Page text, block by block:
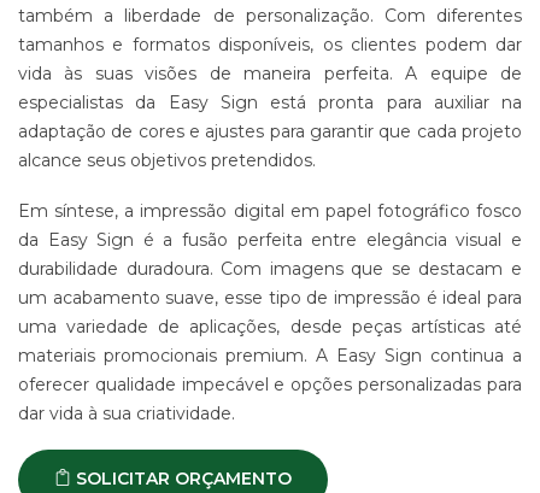
DE
VENDA
PDV
DE
TECIDO
E
CENTRALIZADO
ESTAMPARIA
DIGITAL
PRODUTO
EM
TECIDO
IMPRESSÃO
SINALIZAÇÃO
"CATÁLOGOS"
também a liberdade de personalização. Com diferentes
tamanhos e formatos disponíveis, os clientes podem dar
vida às suas visões de maneira perfeita. A equipe de
especialistas da Easy Sign está pronta para auxiliar na
adaptação de cores e ajustes para garantir que cada projeto
alcance seus objetivos pretendidos.
Em síntese, a impressão digital em papel fotográfico fosco
da Easy Sign é a fusão perfeita entre elegância visual e
durabilidade duradoura. Com imagens que se destacam e
um acabamento suave, esse tipo de impressão é ideal para
uma variedade de aplicações, desde peças artísticas até
materiais promocionais premium. A Easy Sign continua a
oferecer qualidade impecável e opções personalizadas para
dar vida à sua criatividade.
SOLICITAR ORÇAMENTO